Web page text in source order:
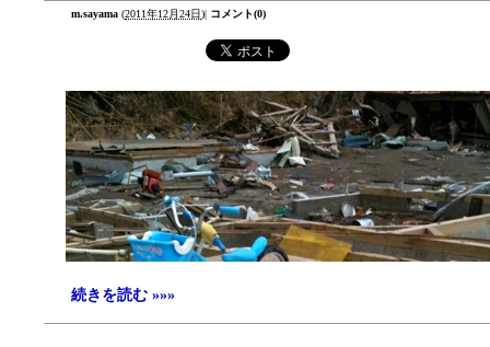
m.sayama (2011年12月24日)| コメント(0)
続きを読む »»»